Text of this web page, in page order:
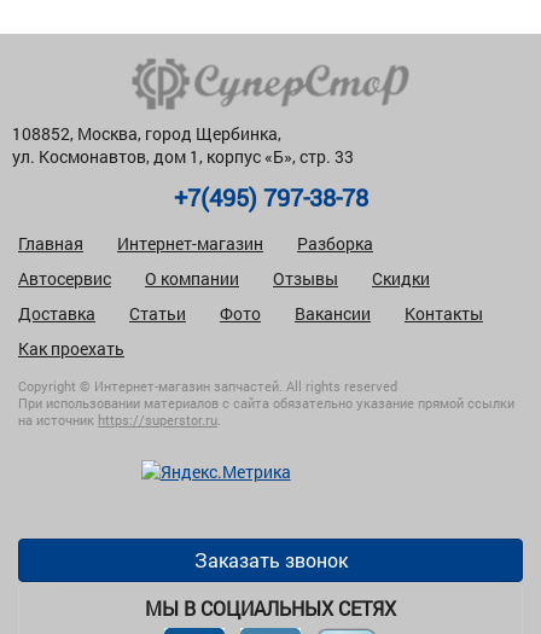
108852, Москва, город Щербинка,
ул. Космонавтов, дом 1, корпус «Б», стр. 33
+7(495) 797-38-78
Главная Интернет-магазин
Разборка
Автосервис
О компании Отзывы
Скидки
Доставка
Статьи Фото Вакансии
Контакты
Как проехать
Copyright © Интернет-магазин запчастей. All rights reserved
При использовании материалов с сайта обязательно указание прямой ссылки
на источник https://superstor.ru.
Заказать звонок
МЫ В СОЦИАЛЬНЫХ СЕТЯХ